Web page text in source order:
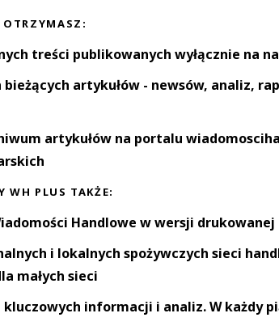
OTRZYMASZ:
treści publikowanych wyłącznie na
bieżących artykułów - newsów, analiz,
artykułów na portalu
WH PLUS TAKŻE:
Handlowe w wersji
i lokalnych spożywczych sieci
małych sieci
informacji i analiz. W każdy